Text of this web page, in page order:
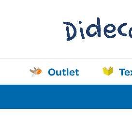
Outlet